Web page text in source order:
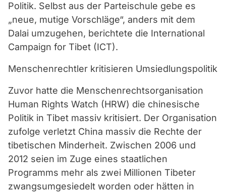
Politik. Selbst aus der Parteischule gebe es
„neue, mutige Vorschläge“, anders mit dem
Dalai umzugehen, berichtete die International
Campaign for Tibet (ICT).
Menschenrechtler kritisieren Umsiedlungspolitik
Zuvor hatte die Menschenrechtsorganisation
Human Rights Watch (HRW) die chinesische
Politik in Tibet massiv kritisiert. Der Organisation
zufolge verletzt China massiv die Rechte der
tibetischen Minderheit. Zwischen 2006 und
2012 seien im Zuge eines staatlichen
Programms mehr als zwei Millionen Tibeter
zwangsumgesiedelt worden oder hätten in